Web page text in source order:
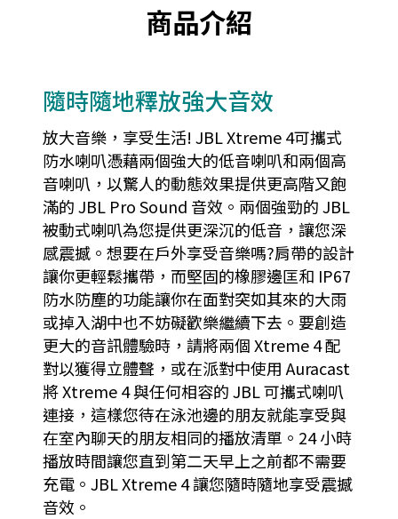
商品介紹
隨時隨地釋放強大音效
放大音樂，享受生活! JBL Xtreme 4可攜式
防水喇叭憑藉兩個強大的低音喇叭和兩個高
音喇叭，以驚人的動態效果提供更高階又飽
滿的 JBL Pro Sound 音效。兩個強勁的 JBL
被動式喇叭為您提供更深沉的低音，讓您深
感震撼。想要在戶外享受音樂嗎?肩帶的設計
讓你更輕鬆攜帶，而堅固的橡膠邊匡和 IP67
防水防塵的功能讓你在面對突如其來的大雨
或掉入湖中也不妨礙歡樂繼續下去。要創造
更大的音訊體驗時，請將兩個 Xtreme 4 配
對以獲得立體聲，或在派對中使用 Auracast
將 Xtreme 4 與任何相容的 JBL 可攜式喇叭
連接，這樣您待在泳池邊的朋友就能享受與
在室內聊天的朋友相同的播放清單。24 小時
播放時間讓您直到第二天早上之前都不需要
充電。JBL Xtreme 4 讓您隨時隨地享受震撼
音效。